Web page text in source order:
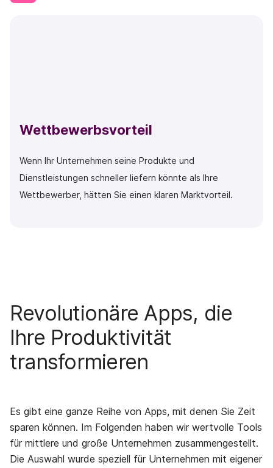
Wettbewerbsvorteil
Wenn Ihr Unternehmen seine Produkte und
Dienstleistungen schneller liefern könnte als Ihre
Wettbewerber, hätten Sie einen klaren Marktvorteil.
Revolutionäre Apps, die
Ihre Produktivität
transformieren
Es gibt eine ganze Reihe von Apps, mit denen Sie Zeit
sparen können. Im Folgenden haben wir wertvolle Tools
für mittlere und große Unternehmen zusammengestellt.
Die Auswahl wurde speziell für Unternehmen mit eigener